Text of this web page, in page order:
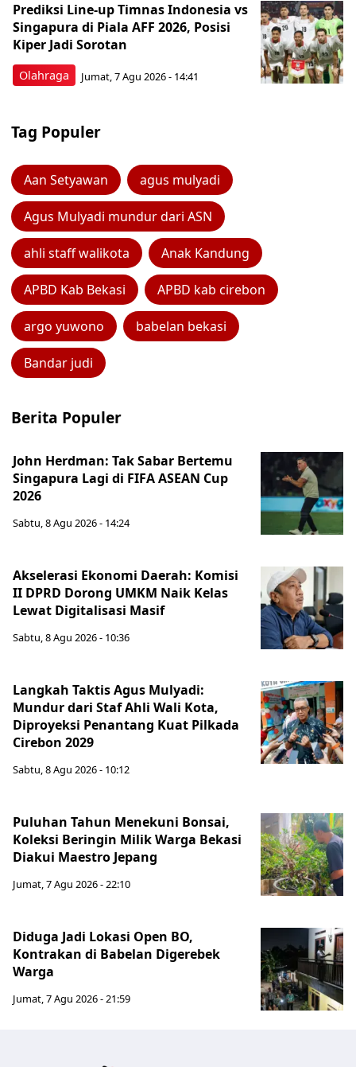
Olahraga
Prediksi Line-up Timnas Indonesia vs
Singapura di Piala AFF 2026, Posisi
Kiper Jadi Sorotan
Jumat, 7 Agu 2026 - 14:41
Tag Populer
Aan Setyawan agus mulyadi
Agus Mulyadi mundur dari ASN
ahli staff walikota Anak Kandung
APBD Kab Bekasi APBD kab cirebon
argo yuwono babelan bekasi
Bandar judi
Berita Populer
John Herdman: Tak Sabar Bertemu
Singapura Lagi di FIFA ASEAN Cup
2026
Sabtu, 8 Agu 2026 - 14:24
Akselerasi Ekonomi Daerah: Komisi
II DPRD Dorong UMKM Naik Kelas
Lewat Digitalisasi Masif
Sabtu, 8 Agu 2026 - 10:36
Langkah Taktis Agus Mulyadi:
Mundur dari Staf Ahli Wali Kota,
Diproyeksi Penantang Kuat Pilkada
Cirebon 2029
Sabtu, 8 Agu 2026 - 10:12
Puluhan Tahun Menekuni Bonsai,
Koleksi Beringin Milik Warga Bekasi
Diakui Maestro Jepang
Jumat, 7 Agu 2026 - 22:10
Diduga Jadi Lokasi Open BO,
Kontrakan di Babelan Digerebek
Warga
Jumat, 7 Agu 2026 - 21:59